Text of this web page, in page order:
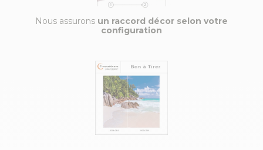
Nous assurons un raccord décor selon votre
configuration